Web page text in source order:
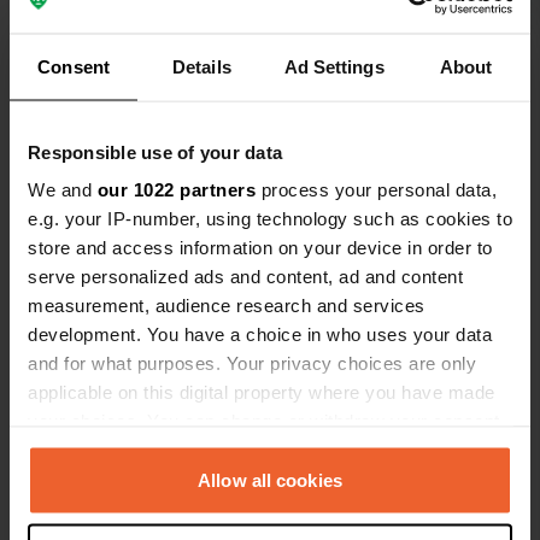
Consent Details Ad Settings About
Responsible use of your data
We and our 1022 partners process your personal data,
e.g. your IP-number, using technology such as cookies to
store and access information on your device in order to
serve personalized ads and content, ad and content
measurement, audience research and services
development. You have a choice in who uses your data
and for what purposes. Your privacy choices are only
applicable on this digital property where you have made
any time from the Cookie Declaration or by clicking on
the Privacy trigger icon.Allow all cookies
et l'eau courante est disponible.
Voir tous les 39 avis
Contact
Emplacement
Liebfrauenbergweg 3
Copie
49° 6' 28" N 7° 59' 48" E